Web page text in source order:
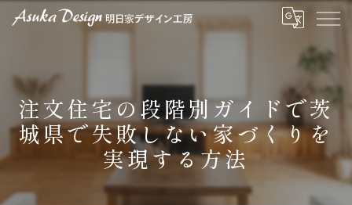
注文住宅の段階別ガイドで茨
城県で失敗しない家づくりを
実現する方法